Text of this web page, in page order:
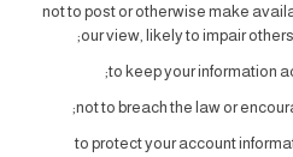
not to post or otherwise make
our view, likely to impair
to keep your information
not to breach the law or
to protect your account